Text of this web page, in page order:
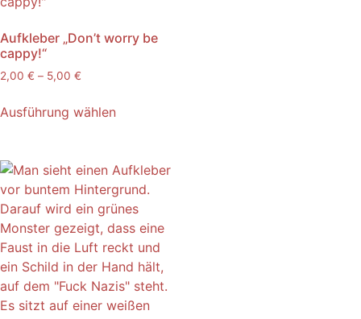
Aufkleber „Don’t worry be
cappy!“
2,00 € – 5,00 €
Ausführung wählen